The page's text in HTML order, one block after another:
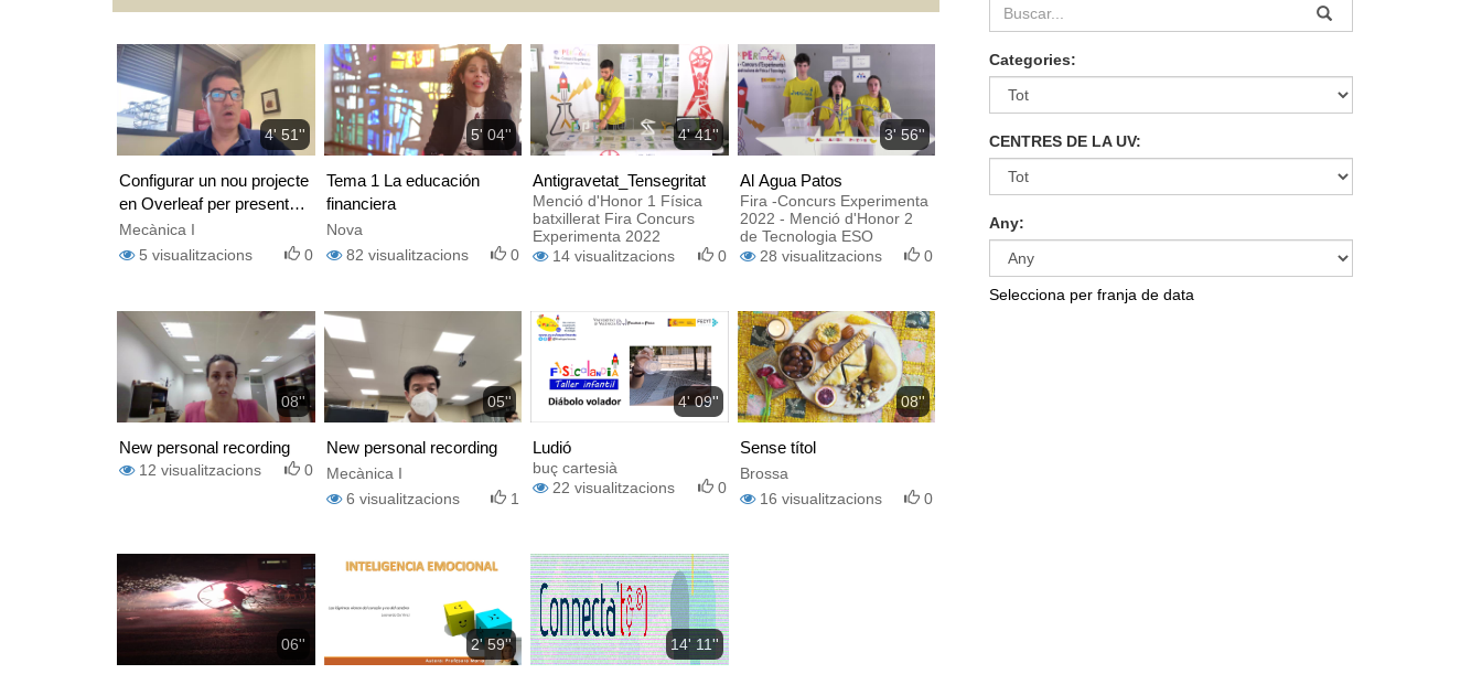
4' 51''
Configurar un nou projecte
en Overleaf per presentar
exercicis de Mecànica I
Mecànica I
5 visualitzacions 0
5' 04''
Tema 1 La educación
financiera
Nova
82 visualitzacions 0
4' 41''
Antigravetat_Tensegritat
Menció d'Honor 1 Física
batxillerat Fira Concurs
Experimenta 2022
14 visualitzacions 0
3' 56''
Al Agua Patos
Fira -Concurs Experimenta
2022 - Menció d'Honor 2
de Tecnologia ESO
28 visualitzacions 0
08''
New personal recording
12 visualitzacions 0
05''
New personal recording
Mecànica I
6 visualitzacions 1
4' 09''
Ludió
buç cartesià
22 visualitzacions 0
08''
Sense títol
Brossa
16 visualitzacions 0
06'' 2' 59'' 14' 11''
Categories:
CENTRES DE LA UV:
Any:
Selecciona per franja de data